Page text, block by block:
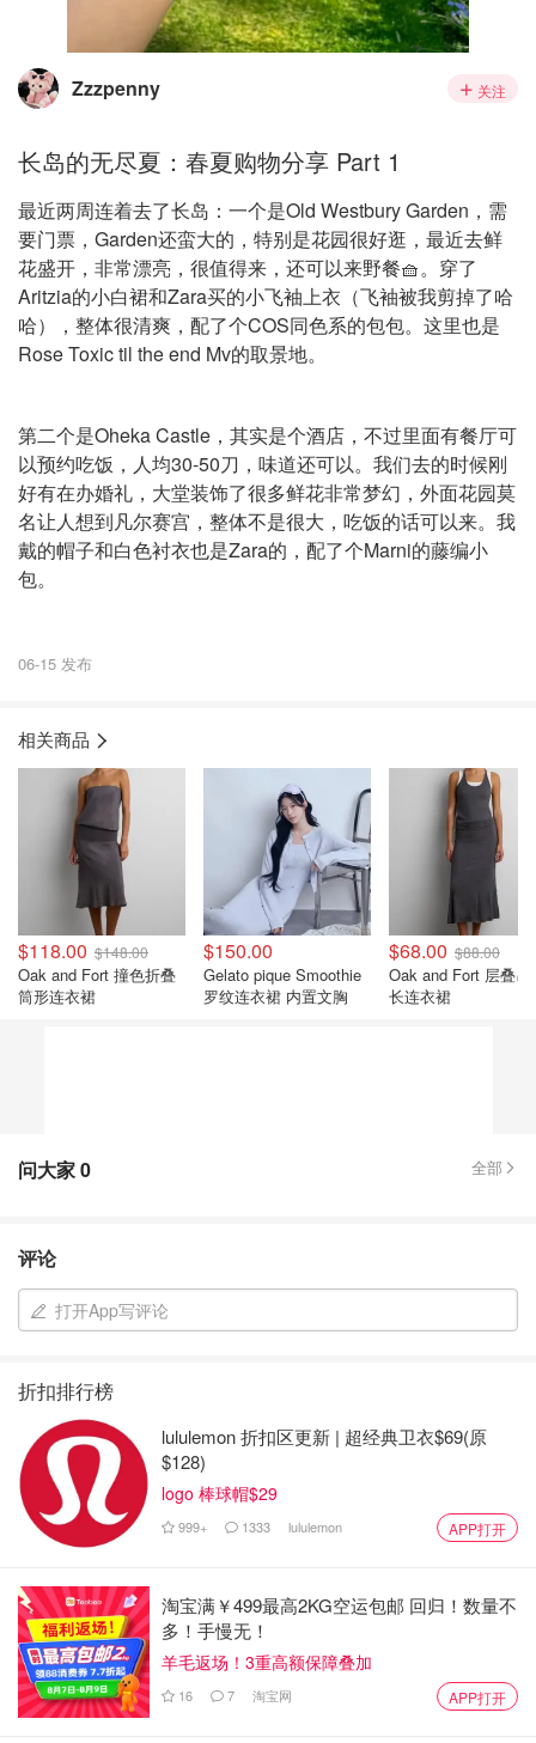
Zzzpenny 关注
长岛的无尽夏：春夏购物分享 Part 1
最近两周连着去了长岛：一个是Old Westbury Garden，需
要门票，Garden还蛮大的，特别是花园很好逛，最近去鲜
花盛开，非常漂亮，很值得来，还可以来野餐🧺。穿了
Aritzia的小白裙和Zara买的小飞袖上衣（飞袖被我剪掉了哈
哈），整体很清爽，配了个COS同色系的包包。这里也是
Rose Toxic til the end Mv的取景地。
第二个是Oheka Castle，其实是个酒店，不过里面有餐厅可
以预约吃饭，人均30-50刀，味道还可以。我们去的时候刚
好有在办婚礼，大堂装饰了很多鲜花非常梦幻，外面花园莫
名让人想到凡尔赛宫，整体不是很大，吃饭的话可以来。我
戴的帽子和白色衬衣也是Zara的，配了个Marni的藤编小
包。
06-15 发布
相关商品
$118.00 $148.00
Oak and Fort 撞色折叠
筒形连衣裙
$150.00
Gelato pique Smoothie
罗纹连衣裙 内置文胸
$68.00 $88.00
Oak and Fort 层叠吊
长连衣裙
问大家0 全部
评论
打开App写评论
折扣排行榜
lululemon 折扣区更新 | 超经典卫衣$69(原
$128)
logo 棒球帽$29
999+ 1333 lululemon APP打开
淘宝满￥499最高2KG空运包邮 回归！数量不
多！手慢无！
羊毛返场！3重高额保障叠加
16 7 淘宝网 APP打开